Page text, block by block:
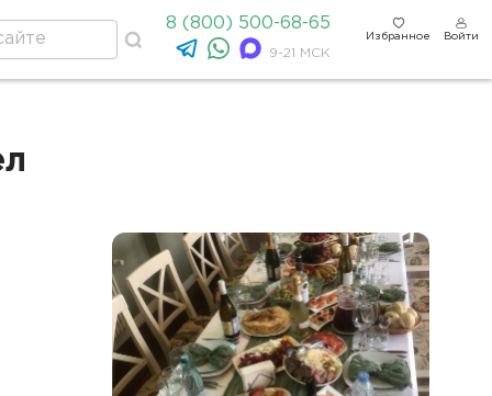
8 (800) 500-68-65
9-21 МСК
Избранное Войти